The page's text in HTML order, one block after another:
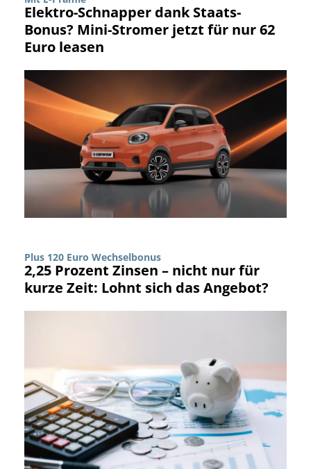
Elektro-Schnapper dank Staats-
Bonus? Mini-Stromer jetzt für nur 62
Euro leasen
Plus 120 Euro Wechselbonus
2,25 Prozent Zinsen – nicht nur für
kurze Zeit: Lohnt sich das Angebot?